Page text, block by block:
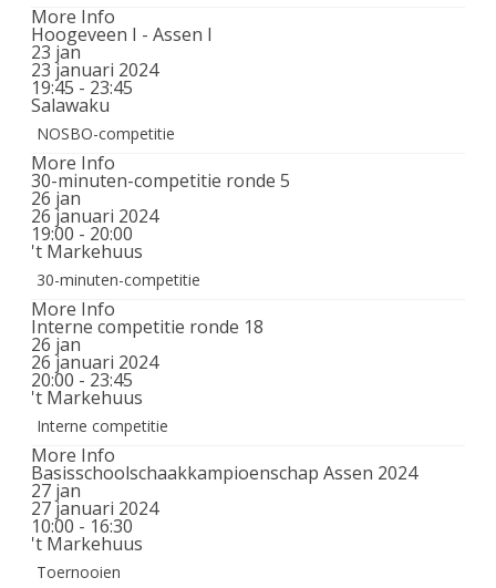
More Info
Hoogeveen I - Assen I
23 jan
23 januari 2024
19:45 - 23:45
Salawaku
NOSBO-competitie
More Info
30-minuten-competitie ronde 5
26 jan
26 januari 2024
19:00 - 20:00
't Markehuus
30-minuten-competitie
More Info
Interne competitie ronde 18
26 jan
26 januari 2024
20:00 - 23:45
't Markehuus
Interne competitie
More Info
Basisschoolschaakkampioenschap Assen 2024
27 jan
27 januari 2024
10:00 - 16:30
't Markehuus
Toernooien